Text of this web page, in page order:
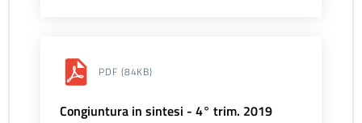
PDF (84KB)
Congiuntura in sintesi - 4° trim. 2019